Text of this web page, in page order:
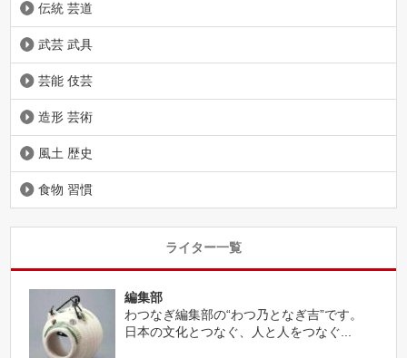
伝統 芸道
武芸 武具
芸能 伎芸
造形 芸術
風土 歴史
食物 習慣
ライター一覧
編集部
わつなぎ編集部の“わつ乃となぎ吉”です。
日本の文化とつなぐ、人と人をつなぐ...